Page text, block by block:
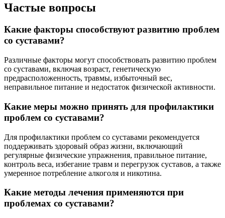
Частые вопросы
Какие факторы способствуют развитию проблем
со суставами?
Различные факторы могут способствовать развитию проблем
со суставами, включая возраст, генетическую
предрасположенность, травмы, избыточный вес,
неправильное питание и недостаток физической активности.
Какие меры можно принять для профилактики
проблем со суставами?
Для профилактики проблем со суставами рекомендуется
поддерживать здоровый образ жизни, включающий
регулярные физические упражнения, правильное питание,
контроль веса, избегание травм и перегрузок суставов, а также
умеренное потребление алкоголя и никотина.
Какие методы лечения применяются при
проблемах со суставами?